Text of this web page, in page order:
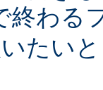
終わる
たい